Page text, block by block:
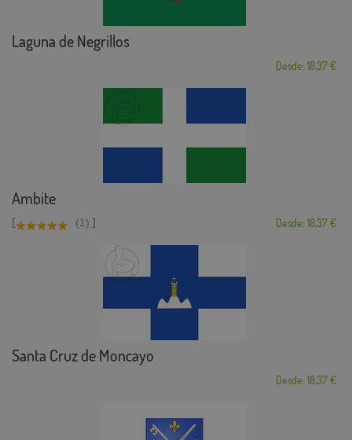
Laguna de Negrillos
Desde: 18,37 €
Ambite
[ (1) ] Desde: 18,37 €
Santa Cruz de Moncayo
Desde: 18,37 €